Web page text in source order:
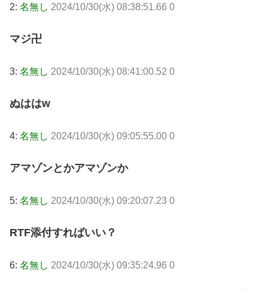
2: 名無し 2024/10/30(水) 08:38:51.66 0
マジ卍
3: 名無し 2024/10/30(水) 08:41:00.52 0
ぬははw
4: 名無し 2024/10/30(水) 09:05:55.00 0
アマゾンとかアマゾンか
5: 名無し 2024/10/30(水) 09:20:07.23 0
RTF添付すればいい？
6: 名無し 2024/10/30(水) 09:35:24.96 0